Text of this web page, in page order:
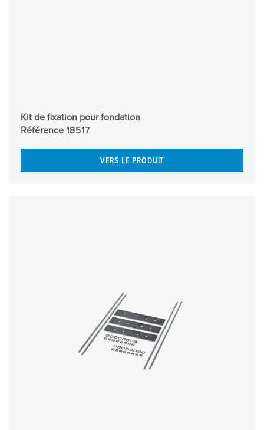
Kit de fixation pour fondation
Référence 18517
VERS LE PRODUIT